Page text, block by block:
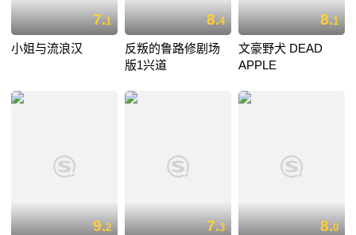
7.1
小姐与流浪汉
8.4
反叛的鲁路修剧场
版1兴道
8.1
文豪野犬 DEAD
APPLE
9.2 7.3 8.0